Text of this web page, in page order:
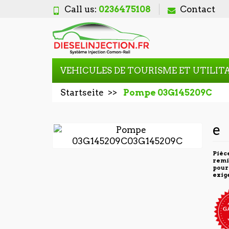
Call us: 0236475108 Contact
VEHICULES DE TOURISME ET
Startseite Pompe 03G145209C
e